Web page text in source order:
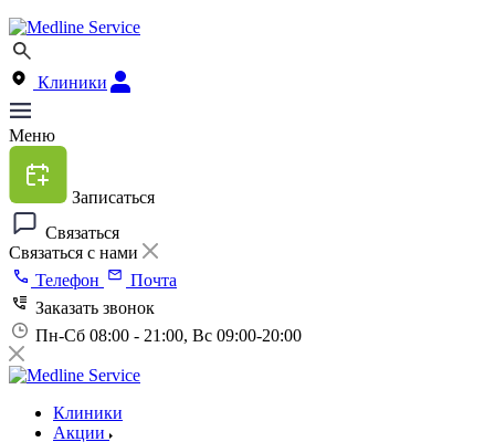
Клиники
Меню
Записаться
Связаться
Связаться с нами
Телефон
Почта
Заказать звонок
Пн-Сб 08:00 - 21:00, Вс 09:00-20:00
Клиники
Акции